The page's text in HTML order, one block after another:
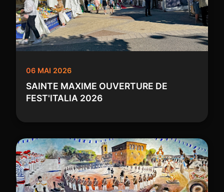
06 MAI 2026
SAINTE MAXIME OUVERTURE DE
FEST'ITALIA 2026